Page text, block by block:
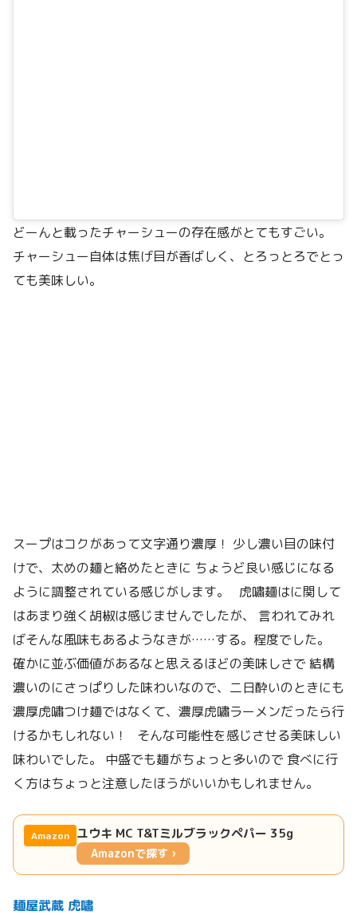
どーんと載ったチャーシューの存在感がとてもすごい。
チャーシュー自体は焦げ目が香ばしく、とろっとろでとっ
ても美味しい。
スープはコクがあって文字通り濃厚！ 少し濃い目の味付
けで、太めの麺と絡めたときに ちょうど良い感じになる
ように調整されている感じがします。 虎嘯麺はに関して
はあまり強く胡椒は感じませんでしたが、 言われてみれ
ばそんな風味もあるようなきが……する。程度でした。
確かに並ぶ価値があるなと思えるほどの美味しさで 結構
濃いのにさっぱりした味わいなので、二日酔いのときにも
濃厚虎嘯つけ麺ではなくて、濃厚虎嘯ラーメンだったら行
けるかもしれない！ そんな可能性を感じさせる美味しい
味わいでした。 中盛でも麺がちょっと多いので 食べに行
く方はちょっと注意したほうがいいかもしれません。
Amazon ユウキ MC T&Tミルブラックペパー 35g
Amazonで探す ›
麺屋武蔵 虎嘯